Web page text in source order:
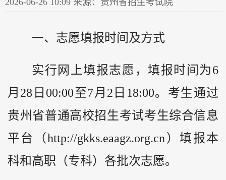
一、志愿填报时间及方式
实行网上填报志愿，填报时间为6
月28日00:00至7月2日18:00。考生通过
贵州 省普通高校招生考试考生综合信息
平台（http://gkks.eaagz.org.cn）填报本
科和高职（专科）各批次志愿。